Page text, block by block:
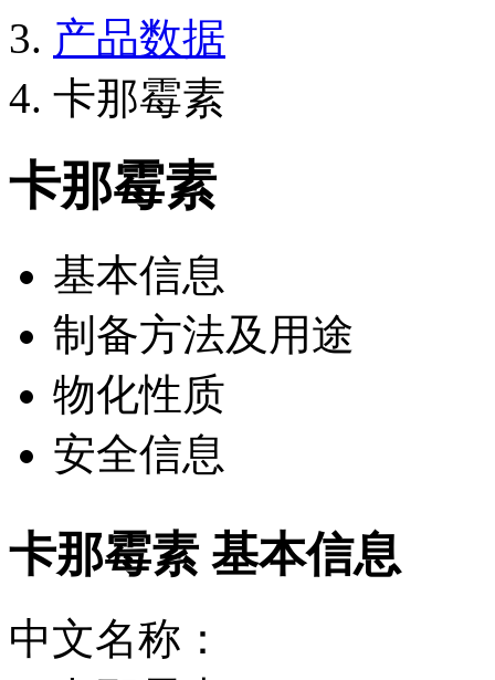
产品数据
卡那霉素
卡那霉素
基本信息
制备方法及用途
物化性质
安全信息
卡那霉素 基本信息
中文名称：